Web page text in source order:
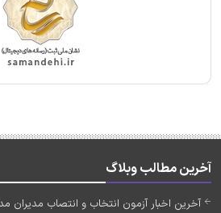
آخرین مطالب وبلاگ
آخرین اخبار آزمون انتخاب و انتصاب مدیران مدارس 1405 (کارت